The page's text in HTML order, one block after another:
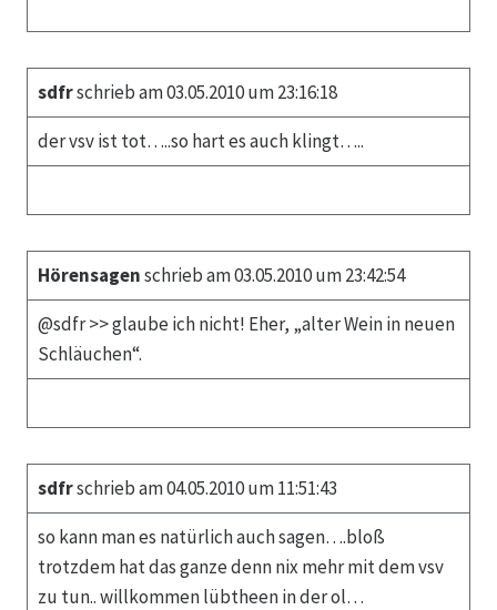
sdfrschrieb am 03.05.2010 um 23:16:18
der vsv ist tot…..so hart es auch klingt…..
Hörensagenschrieb am 03.05.2010 um 23:42:54
@sdfr >> glaube ich nicht! Eher, „alter Wein in neuen
Schläuchen“.
sdfrschrieb am 04.05.2010 um 11:51:43
so kann man es natürlich auch sagen….bloß
trotzdem hat das ganze denn nix mehr mit dem vsv
zu tun.. willkommen lübtheen in der ol…